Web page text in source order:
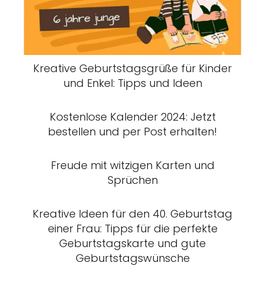
Kreative Geburtstagsgrüße für Kinder
und Enkel: Tipps und Ideen
Kostenlose Kalender 2024: Jetzt
bestellen und per Post erhalten!
Freude mit witzigen Karten und
Sprüchen
Kreative Ideen für den 40. Geburtstag
einer Frau: Tipps für die perfekte
Geburtstagskarte und gute
Geburtstagswünsche